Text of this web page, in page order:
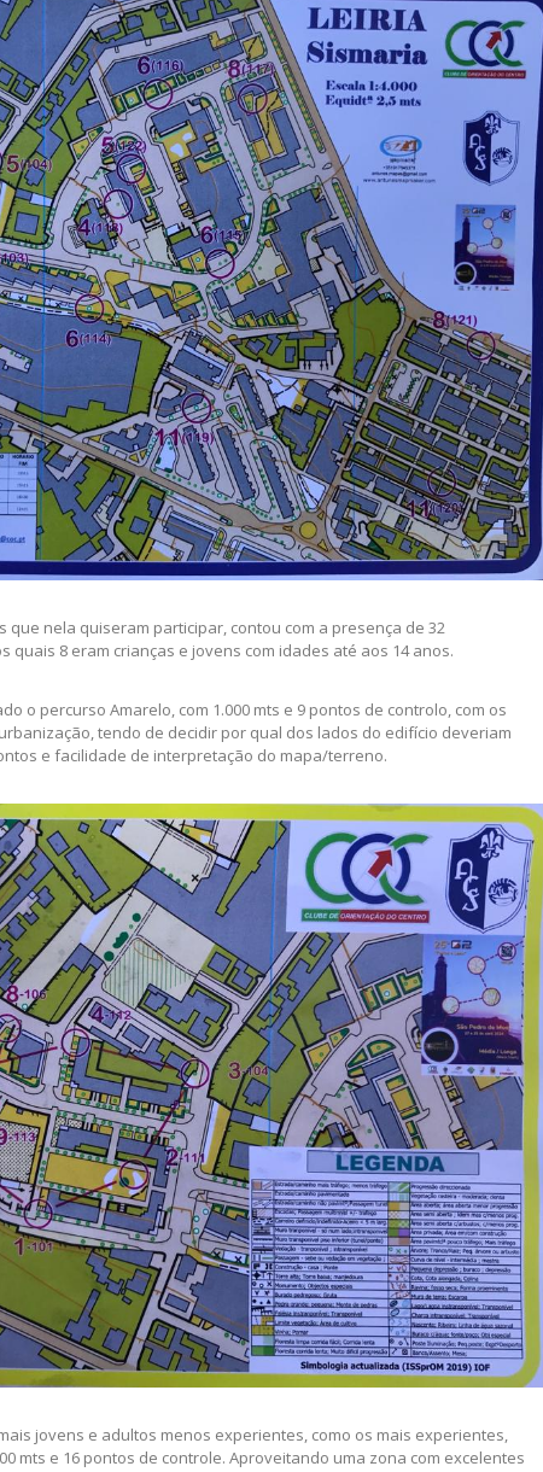
atividade de Orientação pedestre organizada pelo COC – Clube de
do ACS na zona da Estação CP) foi o centro de mais uma atividade de
realizado na manhã solarenga, mas muito fria, de 17 de dezembro, no
11h15.
nela quiseram participar, contou com a presença de 32
quais 8 eram crianças e jovens com idades até aos 14 anos.
o percurso Amarelo, com 1.000 mts e 9 pontos de controlo, com os
tendo de decidir por qual dos lados do edifício deveriam
e facilidade de interpretação do mapa/terreno.